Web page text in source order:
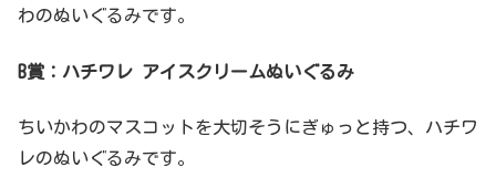
わのぬいぐるみです。
B賞：ハチワレ アイスクリームぬいぐるみ
ちいかわのマスコットを大切そうにぎゅっと持つ、ハチワ
レのぬいぐるみです。